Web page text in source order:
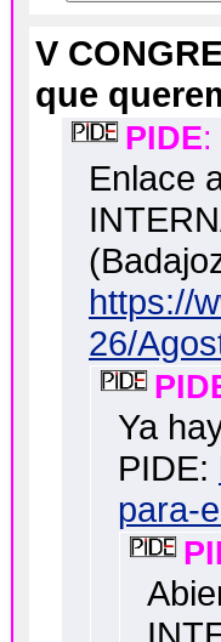
V
que
PIDE:
Enlace
https://
26/
Ya
PIDE:
para-